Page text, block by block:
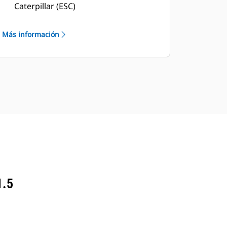
Caterpillar (ESC)
primera calidad
larga duración a través del programa
Más información